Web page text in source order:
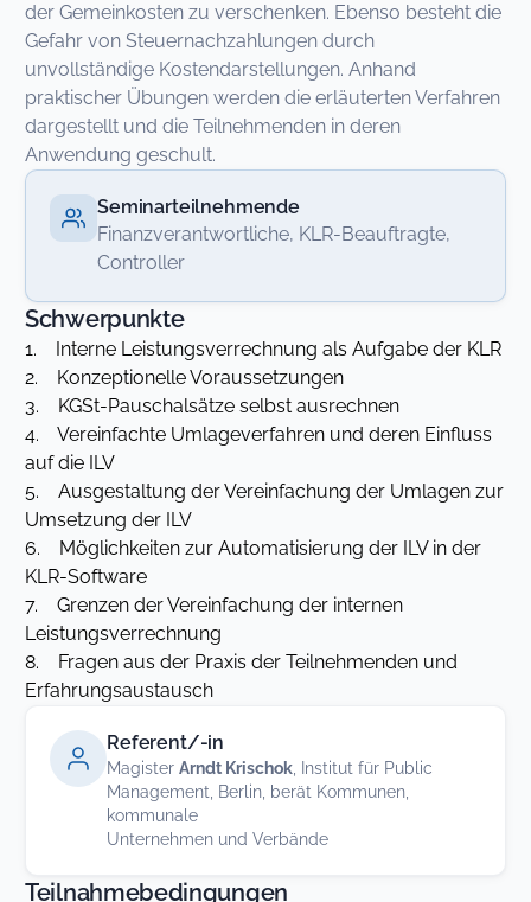
der Gemeinkosten zu verschenken. Ebenso besteht die
Gefahr von Steuernachzahlungen durch
unvollständige Kostendarstellungen. Anhand
praktischer Übungen werden die erläuterten Verfahren
dargestellt und die Teilnehmenden in deren
Anwendung geschult.
Seminarteilnehmende
Finanzverantwortliche, KLR-Beauftragte,
Controller
Schwerpunkte
1. Interne Leistungsverrechnung als Aufgabe der KLR
2. Konzeptionelle Voraussetzungen
3. KGSt-Pauschalsätze selbst ausrechnen
4. Vereinfachte Umlageverfahren und deren Einfluss
auf die ILV
5. Ausgestaltung der Vereinfachung der Umlagen zur
Umsetzung der ILV
6. Möglichkeiten zur Automatisierung der ILV in der
KLR-Software
7. Grenzen der Vereinfachung der internen
Leistungsverrechnung
8. Fragen aus der Praxis der Teilnehmenden und
Erfahrungsaustausch
Referent/-in
Magister Arndt Krischok , Institut für Public
Management, Berlin, berät Kommunen,
kommunale
Unternehmen und Verbände
Teilnahmebedingungen